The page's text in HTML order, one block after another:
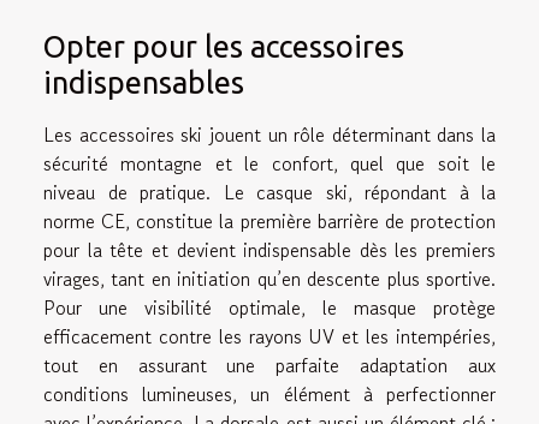
Opter pour les accessoires
indispensables
Les accessoires ski jouent un rôle déterminant dans la
sécurité montagne et le confort, quel que soit le
niveau de pratique. Le casque ski, répondant à la
norme CE, constitue la première barrière de protection
pour la tête et devient indispensable dès les premiers
virages, tant en initiation qu’en descente plus sportive.
Pour une visibilité optimale, le masque protège
efficacement contre les rayons UV et les intempéries,
tout en assurant une parfaite adaptation aux
conditions lumineuses, un élément à perfectionner